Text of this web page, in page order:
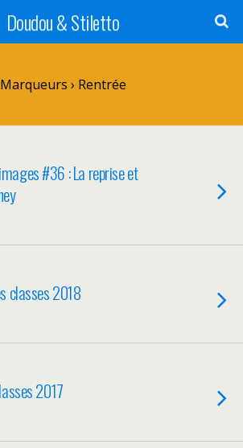
Doudou & Stiletto
Marqueurs › Rentrée
#36 : La reprise et
classes 2018
2017